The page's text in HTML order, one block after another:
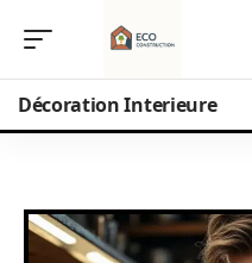
Décoration Interieure